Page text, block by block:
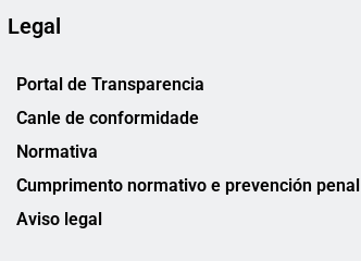
Legal
Portal de Transparencia
Canle de conformidade
Normativa
Cumprimento normativo e prevención penal
Aviso legal